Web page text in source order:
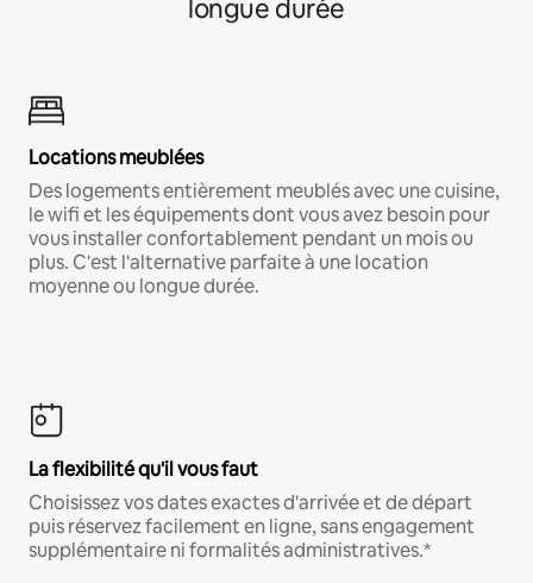
longue durée
Locations meublées
Des logements entièrement meublés avec une cuisine,
le wifi et les équipements dont vous avez besoin pour
vous installer confortablement pendant un mois ou
plus. C'est l'alternative parfaite à une location
moyenne ou longue durée.
La flexibilité qu'il vous faut
Choisissez vos dates exactes d'arrivée et de départ
puis réservez facilement en ligne, sans engagement
supplémentaire ni formalités administratives.*